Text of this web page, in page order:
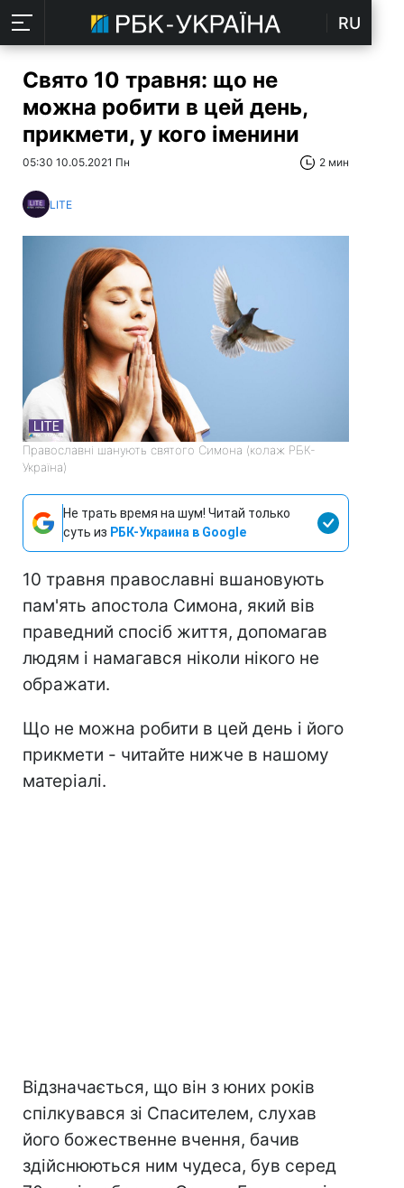
RU
Свято 10 травня: що не
можна робити в цей день,
прикмети, у кого іменини
05:30 10.05.2021 Пн 2 мин
LITE
Православні шанують святого Симона (колаж РБК-
Україна)
Не трать время на шум! Читай только
суть из РБК-Украина в Google
10 травня православні вшановують
пам'ять апостола Симона, який вів
праведний спосіб життя, допомагав
людям і намагався ніколи нікого не
ображати.
Що не можна робити в цей день і його
прикмети - читайте нижче в нашому
матеріалі.
Відзначається, що він з юних років
спілкувався зі Спасителем, слухав
його божественне вчення, бачив
здійснюються ним чудеса, був серед